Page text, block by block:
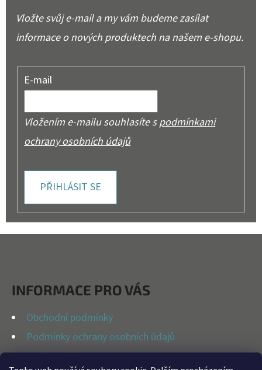
Vložte svůj e-mail a my vám budeme zasílat
informace o nových produktech na našem e-shopu.
E-mail
Vložením e-mailu souhlasíte spodmínkami
ochrany osobních údajů
PŘIHLÁSIT SE
INFORMACE PRO VÁS
Obchodní podmínky
Podmínky ochrany osobních údajů
Možnosti dopravy